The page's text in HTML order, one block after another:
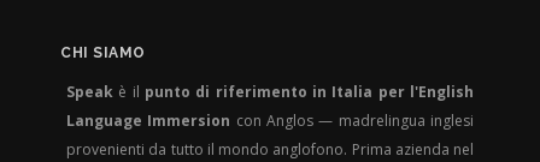
CHI SIAMO
Speak è il punto di riferimento in Italia per l'English
Language Immersion con Anglos — madrelingua inglesi
provenienti da tutto il mondo anglofono. Prima azienda nel